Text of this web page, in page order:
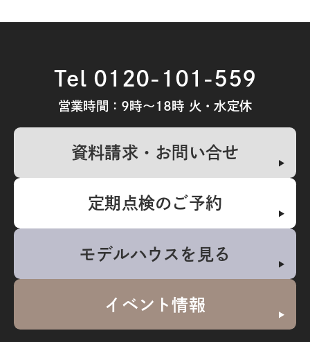
Tel 0120-101-559
営業時間：9時～18時 火・水定休
資料請求・お問い合せ
定期点検のご予約
モデルハウスを見る
イベント情報